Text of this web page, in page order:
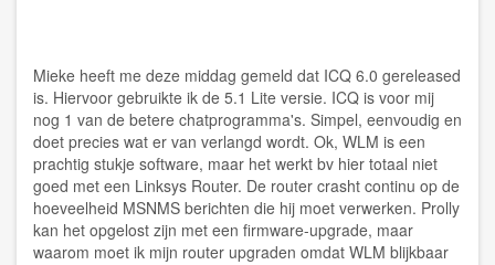
Mieke heeft me deze middag gemeld dat ICQ 6.0 gereleased
is. Hiervoor gebruikte ik de 5.1 Lite versie. ICQ is voor mij
nog 1 van de betere chatprogramma's. Simpel, eenvoudig en
doet precies wat er van verlangd wordt. Ok, WLM is een
prachtig stukje software, maar het werkt bv hier totaal niet
goed met een Linksys Router. De router crasht continu op de
hoeveelheid MSNMS berichten die hij moet verwerken. Prolly
kan het opgelost zijn met een firmware-upgrade, maar
waarom moet ik mijn router upgraden omdat WLM blijkbaar